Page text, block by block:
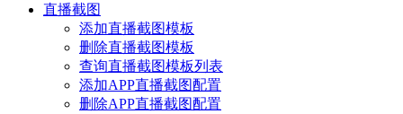
直播截图
添加直播截图模板
删除直播截图模板
查询直播截图模板列表
添加APP直播截图配置
删除APP直播截图配置